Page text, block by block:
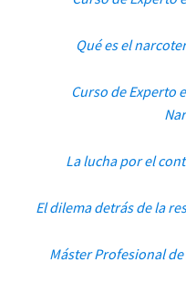
Qué es el
Curso de Experto
La lucha por el
El dilema detrás de la
Máster Profesional